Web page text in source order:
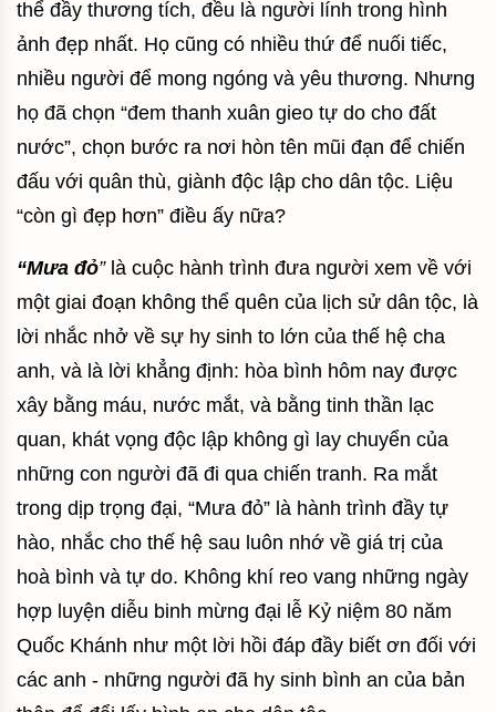
thể đầy thương tích, đều là người lính trong hình
ảnh đẹp nhất. Họ cũng có nhiều thứ để nuối tiếc,
nhiều người để mong ngóng và yêu thương. Nhưng
họ đã chọn “đem thanh xuân gieo tự do cho đất
nước”, chọn bước ra nơi hòn tên mũi đạn để chiến
đấu với quân thù, giành độc lập cho dân tộc. Liệu
“còn gì đẹp hơn” điều ấy nữa?
“Mưa đỏ”là cuộc hành trình đưa người xem về với
một giai đoạn không thể quên của lịch sử dân tộc, là
lời nhắc nhở về sự hy sinh to lớn của thế hệ cha
anh, và là lời khẳng định: hòa bình hôm nay được
xây bằng máu, nước mắt, và bằng tinh thần lạc
quan, khát vọng độc lập không gì lay chuyển của
những con người đã đi qua chiến tranh. Ra mắt
trong dịp trọng đại, “Mưa đỏ” là hành trình đầy tự
hào, nhắc cho thế hệ sau luôn nhớ về giá trị của
hoà bình và tự do. Không khí reo vang những ngày
hợp luyện diễu binh mừng đại lễ Kỷ niệm 80 năm
Quốc Khánh như một lời hồi đáp đầy biết ơn đối với
các anh - những người đã hy sinh bình an của bản